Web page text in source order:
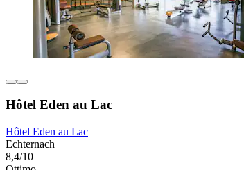
Hôtel Eden au Lac
Hôtel Eden au Lac
Echternach
8,4/10